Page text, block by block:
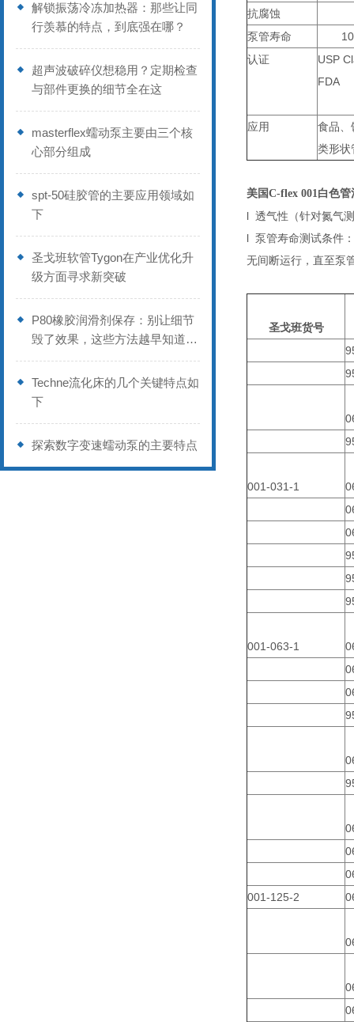
解锁振荡冷冻加热器：那些让同
行羡慕的特点，到底强在哪？
超声波破碎仪想稳用？定期检查
与部件更换的细节全在这
masterflex蠕动泵主要由三个核
心部分组成
spt-50硅胶管的主要应用领域如
下
圣戈班软管Tygon在产业优化升
级方面寻求新突破
P80橡胶润滑剂保存：别让细节
毁了效果，这些方法越早知道越
好
Techne流化床的几个关键特点如
下
探索数字变速蠕动泵的主要特点
抗腐蚀
泵管寿命
认证
USP
FDA
应用
食品、
类形状
美国C-flex 001白色管
l 透气性（针对氮气
l 泵管寿命测试条件
无间断运行，直至泵
圣戈班货号
001-031-1
001-063-1
001-125-2